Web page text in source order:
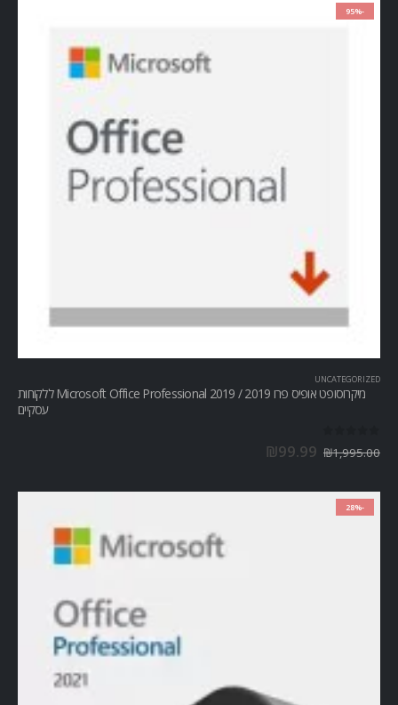
-95%
UNCATEGORIZED
מיקרוסופט אופיס פרו Microsoft Office Professional 2019 / 2019 ללקוחות
עסקיים
₪1,995.00
₪99.99
-28%